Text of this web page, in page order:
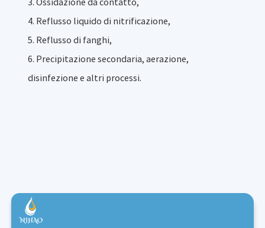
4. Reflusso liquido di nitrificazione,
5. Reflusso di fanghi,
6. Precipitazione secondaria, aerazione,
disinfezione e altri processi.